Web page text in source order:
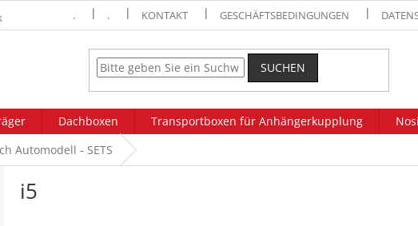
. . KONTAKT GESCHÄFTSBEDINGUNGEN
SUCHEN
Dachboxen Transportboxen für Anhängerkupplung
Automodell - SETS
i5